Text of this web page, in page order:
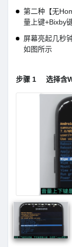
第二种【无
量上键+Bixby
屏幕亮起几秒
如图所示
步骤 1 选择含